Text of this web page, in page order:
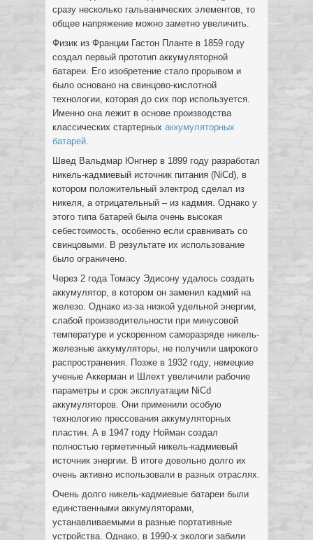
сразу несколько гальванических элементов, то
общее напряжение можно заметно увеличить.
Физик из Франции Гастон Планте в 1859 году
создал первый прототип аккумуляторной
батареи. Его изобретение стало прорывом и
было основано на свинцово-кислотной
технологии, которая до сих пор используется.
Именно она лежит в основе производства
классических стартерных аккумуляторных
батарей
Швед Вальдмар Юнгнер в 1899 году разработал
никель-кадмиевый источник питания (NiCd), в
котором положительный электрод сделал из
никеля, а отрицательный – из кадмия. Однако у
этого типа батарей была очень высокая
себестоимость, особенно если сравнивать со
свинцовыми. В результате их использование
было ограничено.
Через 2 года Томасу Эдисону удалось создать
аккумулятор, в котором он заменил кадмий на
железо. Однако из-за низкой удельной энергии,
слабой производительности при минусовой
температуре и ускоренном саморазряде никель-
железные аккумуляторы, не получили широкого
распространения. Позже в 1932 году, немецкие
ученые Аккерман и Шлехт увеличили рабочие
параметры и срок эксплуатации NiCd
аккумуляторов. Они применили особую
технологию прессования аккумуляторных
пластин. А в 1947 году Нойман создал
полностью герметичный никель-кадмиевый
источник энергии. В итоге довольно долго их
очень активно использовали в разных отраслях.
Очень долго никель-кадмиевые батареи были
единственными аккумуляторами,
устанавливаемыми в разные портативные
устройства. Однако, в 1990-х экологи забили